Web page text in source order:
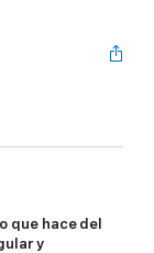
que hace del
y